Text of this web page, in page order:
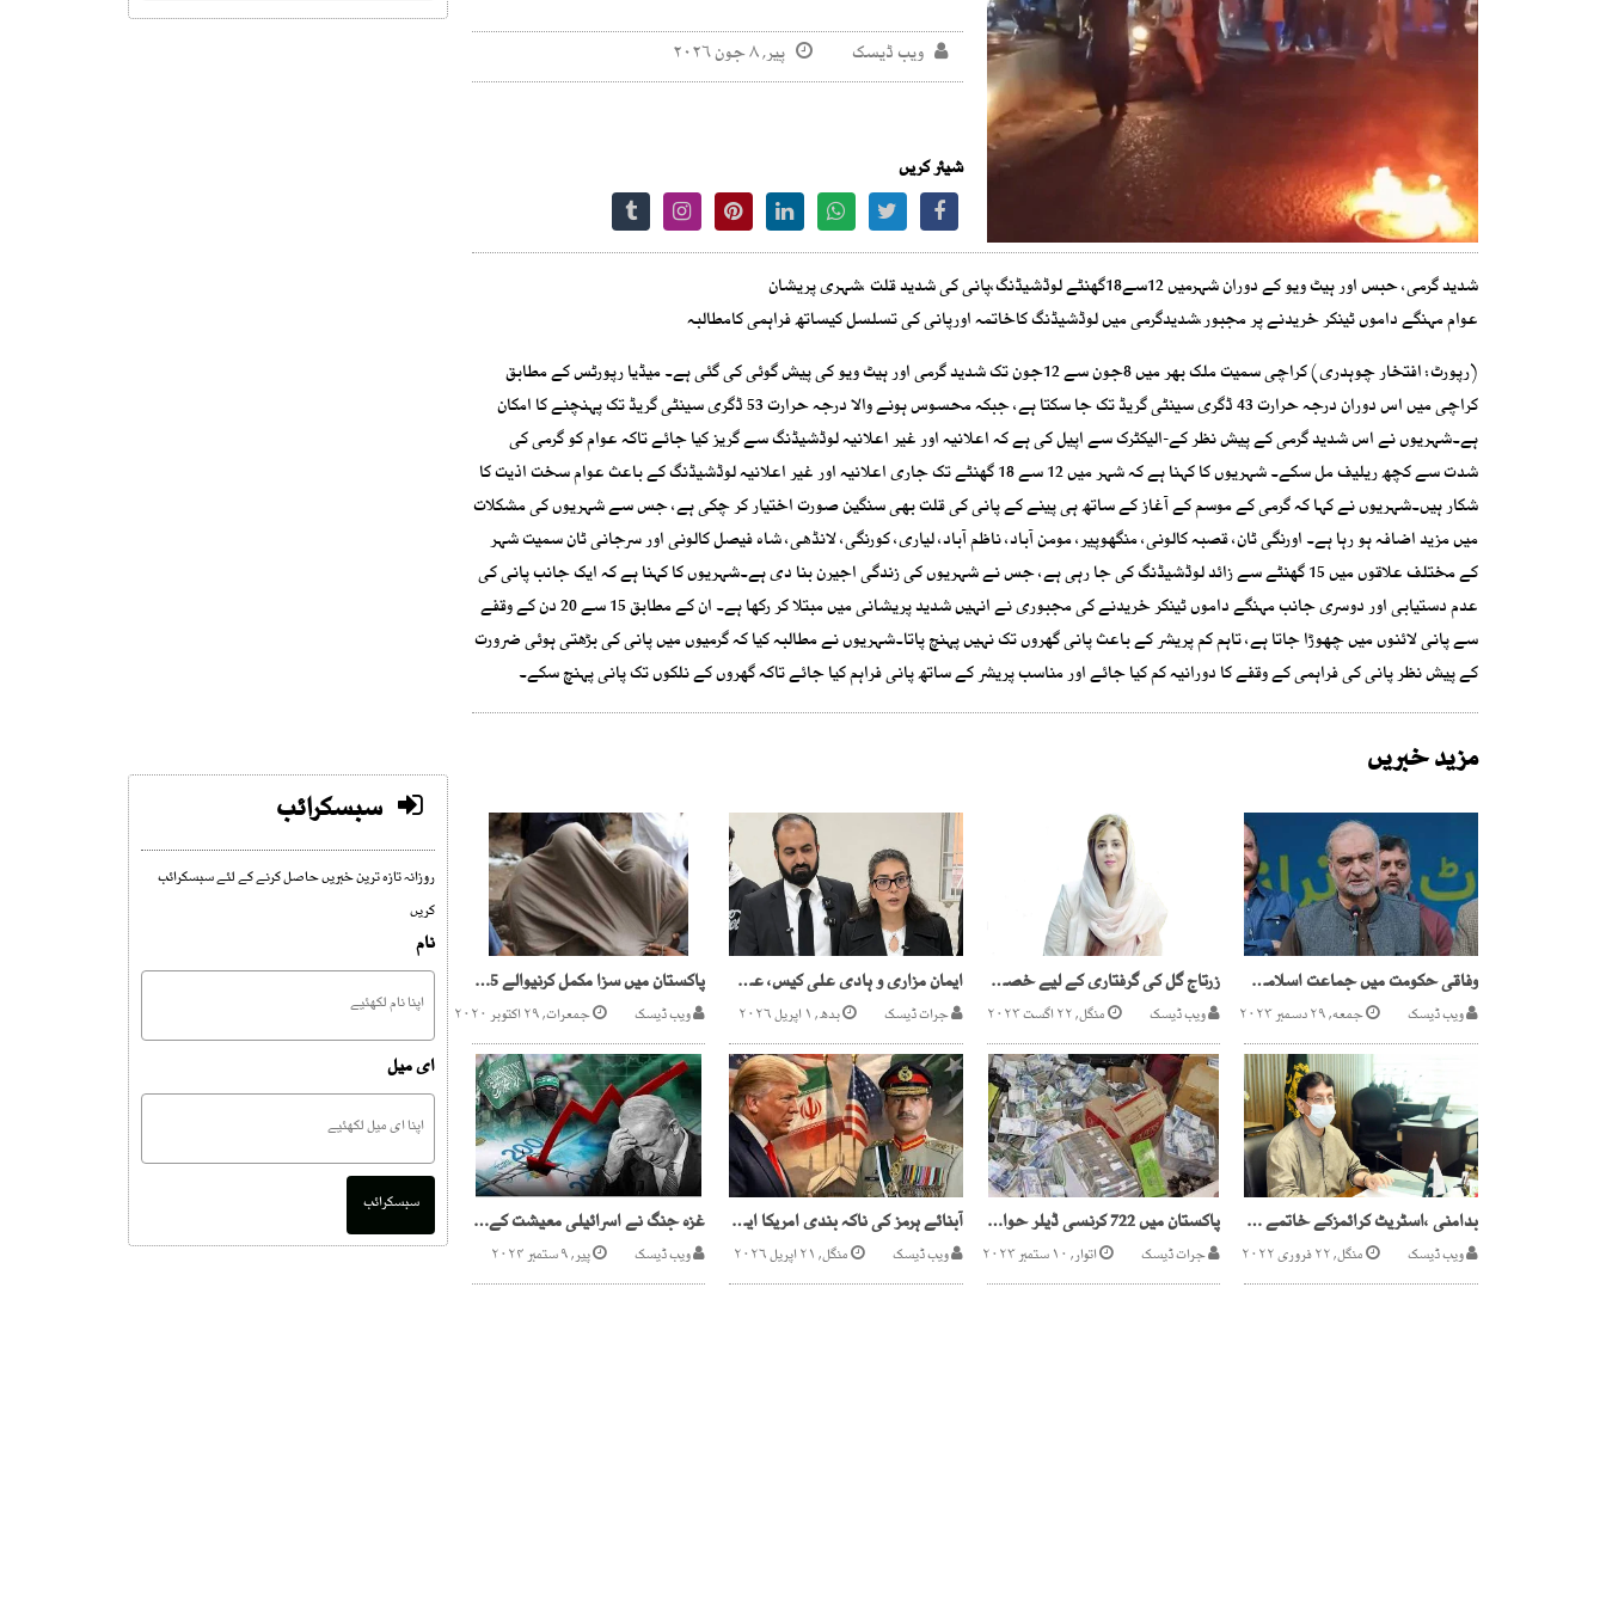
ویب ڈیسک پیر, ۸ جون ۲۰۲۶
شیئر کریں
شدید گرمی، حبس اور ہیٹ ویو کے دوران شہرمیں 12سے18گھنٹے لوڈشیڈنگ،پانی کی شدید قلت ،شہری پریشان
عوام مہنگے داموں ٹینکر خریدنے پر مجبور،شدیدگرمی میں لوڈشیڈنگ کاخاتمہ اورپانی کی تسلسل کیساتھ فراہمی کامطالبہ
(رپورٹ: افتخار چوہدری) کراچی سمیت ملک بھر میں 8جون سے 12جون تک شدید گرمی اور ہیٹ ویو کی پیش گوئی کی گئی ہے۔ میڈیا رپورٹس کے مطابق
کراچی میں اس دوران درجہ حرارت 43 ڈگری سینٹی گریڈ تک جا سکتا ہے، جبکہ محسوس ہونے والا درجہ حرارت 53 ڈگری سینٹی گریڈ تک پہنچنے کا امکان
ہے۔شہریوں نے اس شدید گرمی کے پیش نظر کے-الیکٹرک سے اپیل کی ہے کہ اعلانیہ اور غیر اعلانیہ لوڈشیڈنگ سے گریز کیا جائے تاکہ عوام کو گرمی کی
شدت سے کچھ ریلیف مل سکے۔ شہریوں کا کہنا ہے کہ شہر میں 12 سے 18 گھنٹے تک جاری اعلانیہ اور غیر اعلانیہ لوڈشیڈنگ کے باعث عوام سخت اذیت کا
شکار ہیں۔شہریوں نے کہا کہ گرمی کے موسم کے آغاز کے ساتھ ہی پینے کے پانی کی قلت بھی سنگین صورت اختیار کر چکی ہے، جس سے شہریوں کی مشکلات
میں مزید اضافہ ہو رہا ہے۔ اورنگی ٹان، قصبہ کالونی، منگھوپیر، مومن آباد، ناظم آباد، لیاری، کورنگی، لانڈھی، شاہ فیصل کالونی اور سرجانی ٹان سمیت شہر
کے مختلف علاقوں میں 15 گھنٹے سے زائد لوڈشیڈنگ کی جا رہی ہے، جس نے شہریوں کی زندگی اجیرن بنا دی ہے۔شہریوں کا کہنا ہے کہ ایک جانب پانی کی
عدم دستیابی اور دوسری جانب مہنگے داموں ٹینکر خریدنے کی مجبوری نے انہیں شدید پریشانی میں مبتلا کر رکھا ہے۔ ان کے مطابق 15 سے 20 دن کے وقفے
سے پانی لائنوں میں چھوڑا جاتا ہے، تاہم کم پریشر کے باعث پانی گھروں تک نہیں پہنچ پاتا۔شہریوں نے مطالبہ کیا کہ گرمیوں میں پانی کی بڑھتی ہوئی ضرورت
کے پیش نظر پانی کی فراہمی کے وقفے کا دورانیہ کم کیا جائے اور مناسب پریشر کے ساتھ پانی فراہم کیا جائے تاکہ گھروں کے نلکوں تک پانی پہنچ سکے۔
مزید خبریں
وفاقی حکومت میں جماعت اسلامی اپنی جگہ بنائے گی، حافظ نعیم الرحمن
ویب ڈیسک جمعه, ۲۹ دسمبر ۲۰۲۳
زرتاج گل کی گرفتاری کے لیے خصوصی ٹیم تشکیل ،چھاپے مارنا شروع
ویب ڈیسک منگل, ۲۲ اگست ۲۰۲۳
ایمان مزاری و ہادی علی کیس، عدالت کا جیل حکام سے رپورٹ طلب
جرات ڈیسک بدھ, ۱ اپریل ۲۰۲۶
پاکستان میں سزا مکمل کرنیوالے 5 بھارتی جاسوس رہا
ویب ڈیسک جمعرات, ۲۹ اکتوبر ۲۰۲۰
بدامنی ،اسٹریٹ کرائمزکے خاتمے کیلئے محلہ کمیٹیاں بنائی جائیں ایم کیو ایم نے فارمولا پیش کردیا
ویب ڈیسک منگل, ۲۲ فروری ۲۰۲۲
پاکستان میں 722 کرنسی ڈیلر حوالہ ہنڈی میں ملوث ہیں، رپورٹ وزیر اعظم ہاؤس میں جمع
جرات ڈیسک اتوار, ۱۰ ستمبر ۲۰۲۳
آبنائے ہرمز کی ناکہ بندی امریکا ایران مذاکرات میں رکاوٹ ہے، فیلڈ مارشل کی ٹرمپ سے گفتگو
ویب ڈیسک منگل, ۲۱ اپریل ۲۰۲۶
غزہ جنگ نے اسرائیلی معیشت کے کس بل نکال دیے
ویب ڈیسک پیر, ۹ ستمبر ۲۰۲۴
سبسکرائب
روزانہ تازہ ترین خبریں حاصل کرنے کے لئے سبسکرائب
کریں
نام
ای میل
سبسکرائب